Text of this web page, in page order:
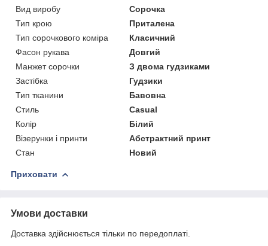
Вид виробу
Сорочка
Тип крою
Приталена
Тип сорочкового коміра
Класичний
Фасон рукава
Довгий
Манжет сорочки
З двома гудзиками
Застібка
Гудзики
Тип тканини
Бавовна
Стиль
Casual
Колір
Білий
Візерунки і принти
Абстрактний принт
Стан
Новий
Приховати
Умови доставки
Доставка здійснюється тільки по передоплаті.